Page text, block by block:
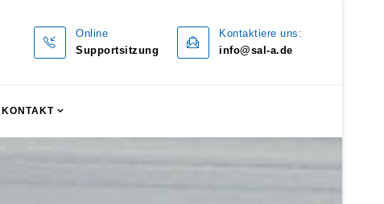
Online
Supportsitzung
Kontaktiere uns:
info@sal-a.de
KONTAKT